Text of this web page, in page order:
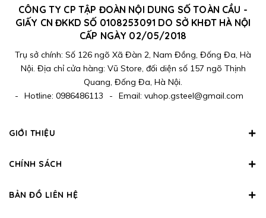
CÔNG TY CP TẬP ĐOÀN NỘI DUNG SỐ TOÀN CẦU -
GIẤY CN ĐKKD SỐ 0108253091 DO SỞ KHĐT HÀ NỘI
CẤP NGÀY 02/05/2018
Trụ sở chính: Số 126 ngõ Xã Đàn 2, Nam Đồng, Đống Đa, Hà
Nội. Địa chỉ cửa hàng: Vũ Store, đối diện số 157 ngõ Thịnh
Quang, Đống Đa, Hà Nội.
-
Hotline: 0986486113 - Email: vuhop.gsteel@gmail.com
GIỚI THIỆU
CHÍNH SÁCH
BẢN ĐỒ LIÊN HỆ